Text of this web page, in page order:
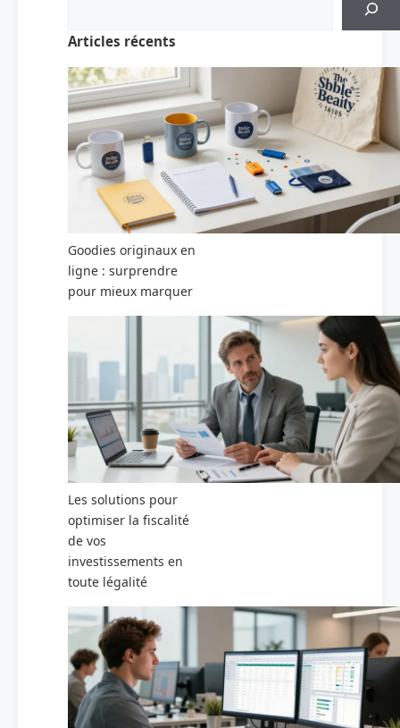
Articles récents
Goodies originaux en
ligne : surprendre
pour mieux marquer
Les solutions pour
optimiser la fiscalité
de vos
investissements en
toute légalité